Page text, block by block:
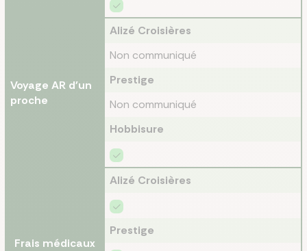
Voyage AR d'un
proche
Alizé Croisières
Non communiqué
Prestige
Non communiqué
Hobbisure
Frais médicaux
Alizé Croisières
Prestige